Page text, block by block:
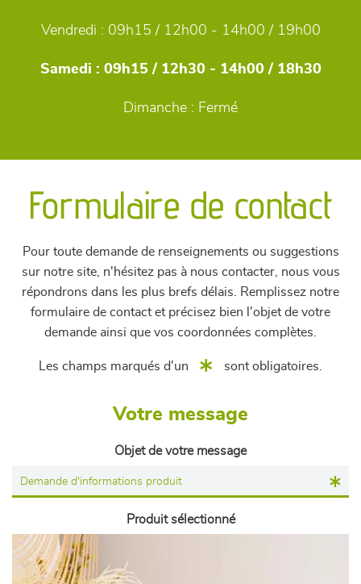
Vendredi : 09h15 / 12h00 - 14h00 / 19h00
Samedi : 09h15 / 12h30 - 14h00 / 18h30
Dimanche : Fermé
Formulaire de contact
Pour toute demande de renseignements ou suggestions
sur notre site, n'hésitez pas à nous contacter, nous vous
répondrons dans les plus brefs délais. Remplissez notre
formulaire de contact et précisez bien l'objet de votre
demande ainsi que vos coordonnées complètes.
Les champs marqués d'un sont obligatoires.
Votre message
Objet de votre message
Produit sélectionné